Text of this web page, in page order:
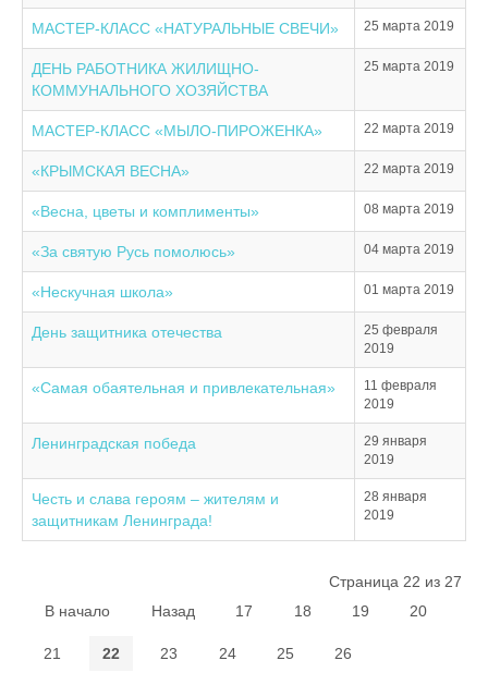
МАСТЕР-КЛАСС «НАТУРАЛЬНЫЕ СВЕЧИ» 25 марта 2019
ДЕНЬ РАБОТНИКА ЖИЛИЩНО-
КОММУНАЛЬНОГО ХОЗЯЙСТВА
25 марта 2019
МАСТЕР-КЛАСС «МЫЛО-ПИРОЖЕНКА» 22 марта 2019
«КРЫМСКАЯ ВЕСНА» 22 марта 2019
«Весна, цветы и комплименты» 08 марта 2019
«За святую Русь помолюсь» 04 марта 2019
«Нескучная школа» 01 марта 2019
День защитника отечества
25 февраля
2019
«Самая обаятельная и привлекательная»
11 февраля
2019
Ленинградская победа
29 января
2019
Честь и слава героям – жителям и
защитникам Ленинграда!
28 января
2019
Страница 22 из 27
В начало
Назад 17 18 19 20
21 22 23 24 25 26